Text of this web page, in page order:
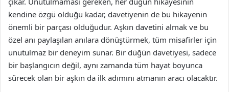
kendine özgü olduğu kadar, davetiyenin de bu hikayenin
önemli bir parçası olduğudur. Aşkın davetini almak ve bu
özel anı paylaşılan anılara dönüştürmek, tüm misafirler için
unutulmaz bir deneyim sunar. Bir düğün davetiyesi, sadece
bir başlangıcın değil, aynı zamanda tüm hayat boyunca
sürecek olan bir aşkın da ilk adımını atmanın aracı olacaktır.